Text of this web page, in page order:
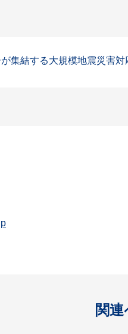
集結する大規模地震災害
関